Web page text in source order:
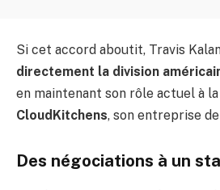
Si cet accord aboutit, Travis
directement la division
en maintenant son rôle actuel à
CloudKitchens, son entreprise
Des négociations à un